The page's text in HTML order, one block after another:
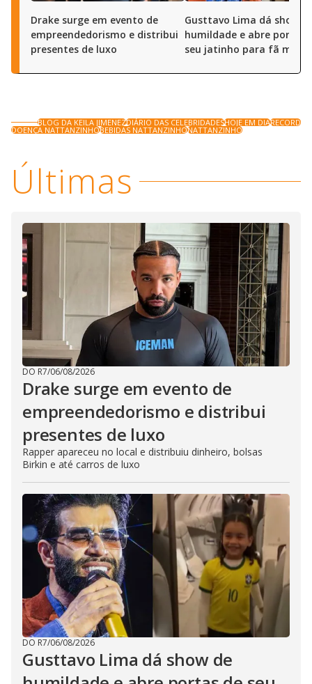
Drake surge em evento de
empreendedorismo e distribui
presentes de luxo
Gusttavo Lima dá show
humildade e abre portas
seu jatinho para fã mirim
BLOG DA KEILA JIMENEZDIÁRIO DAS CELEBRIDADESHOJE EM DIARECORD
DOENÇA NATTANZINHOBEBIDAS NATTANZINHONATTANZINHO
Últimas
DO R7/06/08/2026
Drake surge em evento de
empreendedorismo e distribui
presentes de luxo
Rapper apareceu no local e distribuiu dinheiro, bolsas
Birkin e até carros de luxo
DO R7/06/08/2026
Gusttavo Lima dá show de